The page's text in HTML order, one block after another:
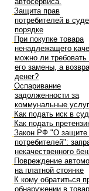
Защита прав
потребителей в
порядке
При покупке товара
ненадлежащего
можно ли требовать
его замены, а
денег?
Оспаривание
задолженности за
коммунальные
Как подать иск в суд
Как подать
Закон РФ "О защите
потребителей":
некачественного
Повреждение
на платной стоянке
К кому обратиться
обнаружении в